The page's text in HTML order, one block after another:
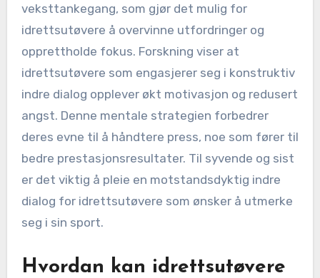
veksttankegang, som gjør det mulig for
idrettsutøvere å overvinne utfordringer og
opprettholde fokus. Forskning viser at
idrettsutøvere som engasjerer seg i konstruktiv
indre dialog opplever økt motivasjon og redusert
angst. Denne mentale strategien forbedrer
deres evne til å håndtere press, noe som fører til
bedre prestasjonsresultater. Til syvende og sist
er det viktig å pleie en motstandsdyktig indre
dialog for idrettsutøvere som ønsker å utmerke
seg i sin sport.
Hvordan kan idrettsutøvere